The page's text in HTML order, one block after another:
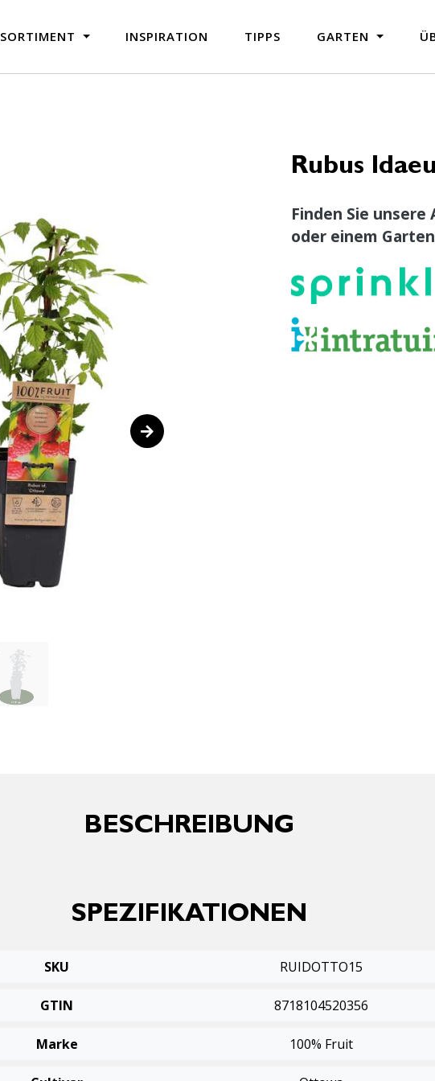
SORTIMENT INSPIRATION TIPPS GARTEN
Rubus
Finden Sie
oder einem
BESCHREIBUNG
SPEZIFIKATIONEN
SKU RUIDOTTO15
GTIN 8718104520356
Marke 100% Fruit